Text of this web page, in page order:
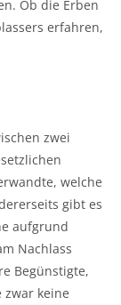
Ob die Erben
erfahren,
zwei
welche
gibt es
aufgrund
Nachlass
Begünstigte,
zwar keine